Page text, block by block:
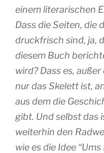
einem literarischen
Dass die Seiten, die
druckfrisch sind, ja,
diesem Buch
wird? Dass es,
nur das Skelett ist,
aus dem die
gibt. Und selbst das
weiterhin den
wie es die Idee